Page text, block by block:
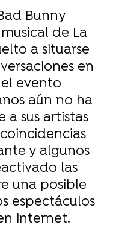
Bunny
de La
a situarse
en
el evento
aún no ha
a sus artistas
y algunos
las
una posible
espectáculos
internet.